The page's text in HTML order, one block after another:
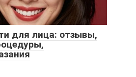
для лица: отзывы,